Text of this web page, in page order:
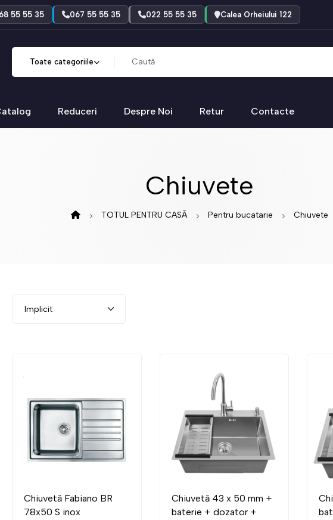
55 55 35 067 55 55 35 022 55 55 35 Calea Orheiului 122
Toate categoriile
Reduceri Despre Noi Retur Contacte
Chiuvete
TOTUL PENTRU CASĂ Pentru bucatarie Chiuvete
Chiuvetă Fabiano BR
78x50 S inox
Chiuvetă 43 x 50 mm +
baterie + dozator +